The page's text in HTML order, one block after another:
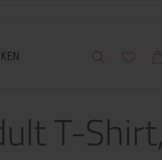
Suche Meine
T-Shirt,